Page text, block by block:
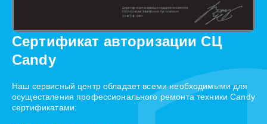
Сертификат авторизации СЦ
Candy
Наш сервисный центр обладает всеми необходимыми для
осуществления профессионального ремонта техники Candy
сертификатами: